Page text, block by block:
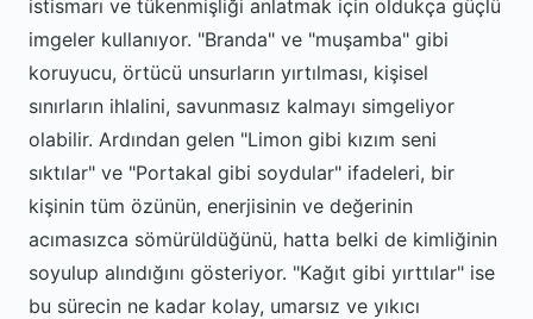
istismarı ve tükenmişliği anlatmak için oldukça güçlü
imgeler kullanıyor. "Branda" ve "muşamba" gibi
koruyucu, örtücü unsurların yırtılması, kişisel
sınırların ihlalini, savunmasız kalmayı simgeliyor
olabilir. Ardından gelen "Limon gibi kızım seni
sıktılar" ve "Portakal gibi soydular" ifadeleri, bir
kişinin tüm özünün, enerjisinin ve değerinin
acımasızca sömürüldüğünü, hatta belki de kimliğinin
soyulup alındığını gösteriyor. "Kağıt gibi yırttılar" ise
bu sürecin ne kadar kolay, umarsız ve yıkıcı